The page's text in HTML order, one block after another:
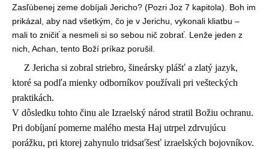
Zasľúbenej zeme dobíjali Jericho? (Pozri Joz 7 kapitola). Boh im
prikázal, aby nad všetkým, čo je v Jerichu, vykonali kliatbu –
mali to zničiť a nesmeli si so sebou nič zobrať. Lenže jeden z
nich, Achan, tento Boží príkaz porušil.
Z Jericha si zobral striebro, šineársky plášť a zlatý jazyk,
ktoré sa podľa mienky odborníkov používali pri vešteckých
praktikách.
V dôsledku tohto činu ale Izraelský národ stratil Božiu ochranu.
Pri dobíjaní pomerne malého mesta Haj utrpel zdrvujúcu
porážku, pri ktorej zahynulo tridsaťšesť izraelských bojovníkov.